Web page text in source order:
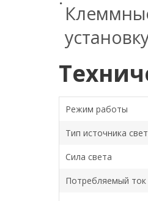
Режим работы
Тип источника
Сила света
Потребляемый ток